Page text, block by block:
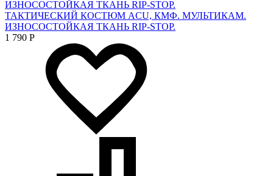
ТАКТИЧЕСКИЙ КОСТЮМ ACU, КМФ. МУЛЬТИКАМ.
ИЗНОСОСТОЙКАЯ ТКАНЬ RIP-STOP.
1 790 Р